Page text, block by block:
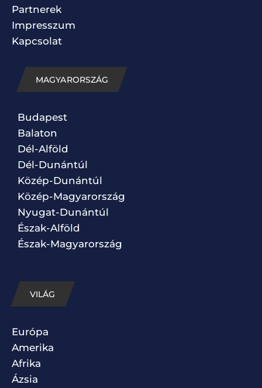
Partnerek
Impresszum
Kapcsolat
MAGYARORSZÁG
Budapest
Balaton
Dél-Alföld
Dél-Dunántúl
Közép-Dunántúl
Közép-Magyarország
Nyugat-Dunántúl
Észak-Alföld
Észak-Magyarország
VILÁG
Európa
Amerika
Afrika
Ázsia